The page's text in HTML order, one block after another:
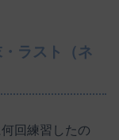
ラスト（ネ
回練習したの